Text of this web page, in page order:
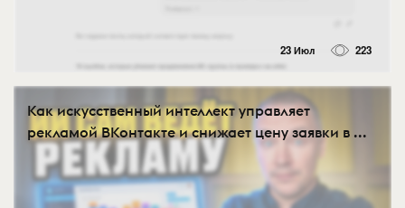
23 Июл 223
Как искусственный интеллект управляет
рекламой ВКонтакте и снижает цену заявки в ...